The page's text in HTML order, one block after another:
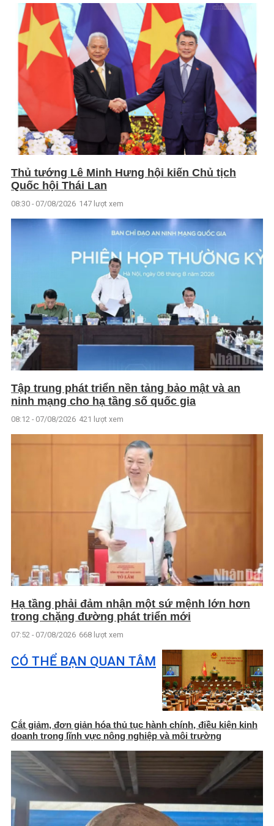
Thủ tướng Lê Minh Hưng hội kiến Chủ tịch
Quốc hội Thái Lan
08:30 - 07/08/2026 147 lượt xem
Tập trung phát triển nền tảng bảo mật và an
ninh mạng cho hạ tầng số quốc gia
08:12 - 07/08/2026 421 lượt xem
Hạ tầng phải đảm nhận một sứ mệnh lớn hơn
trong chặng đường phát triển mới
07:52 - 07/08/2026 668 lượt xem
CÓ THỂ BẠN QUAN TÂM
Cắt giảm, đơn giản hóa thủ tục hành chính, điều kiện kinh
doanh trong lĩnh vực nông nghiệp và môi trường